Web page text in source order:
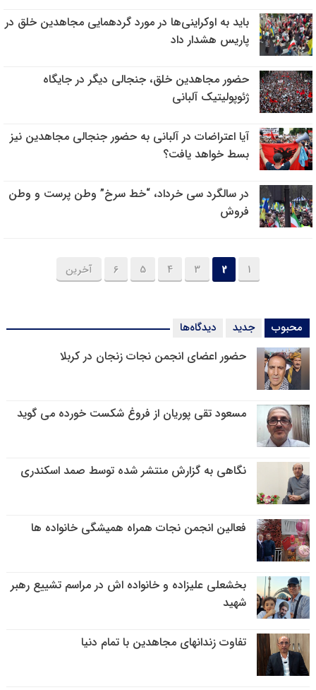
باید به اوکراینی‌ها در مورد گردهمایی مجاهدین خلق در
پاریس هشدار داد
حضور مجاهدین خلق، جنجالی دیگر در جایگاه
ژئوپولیتیک آلبانی
آیا اعتراضات در آلبانی به حضور جنجالی مجاهدین نیز
بسط خواهد یافت؟
در سالگرد سی خرداد، “خط سرخ” وطن پرست و وطن
فروش
1
2
3
4
5
6 آخرین
محبوب جدید دیدگاه‌ها
حضور اعضای انجمن نجات زنجان در کربلا
مسعود تقی پوریان از فروغ شکست خورده می گوید
نگاهی به گزارش منتشر شده توسط صمد اسکندری
فعالین انجمن نجات همراه همیشگی خانواده ها
بخشعلی علیزاده و خانواده اش در مراسم تشییع رهبر
شهید
تفاوت زندانهای مجاهدین با تمام دنیا